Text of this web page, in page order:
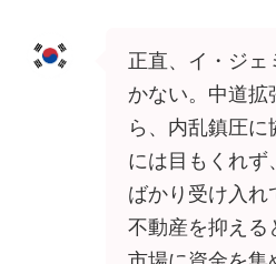
正直、イ・ジェ
かない。中道拡
ら、内乱鎮圧
には目もくれず
ばかり受け入れ
不動産を抑える